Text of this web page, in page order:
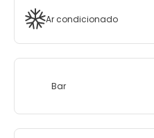
Ar condicionado
Bar